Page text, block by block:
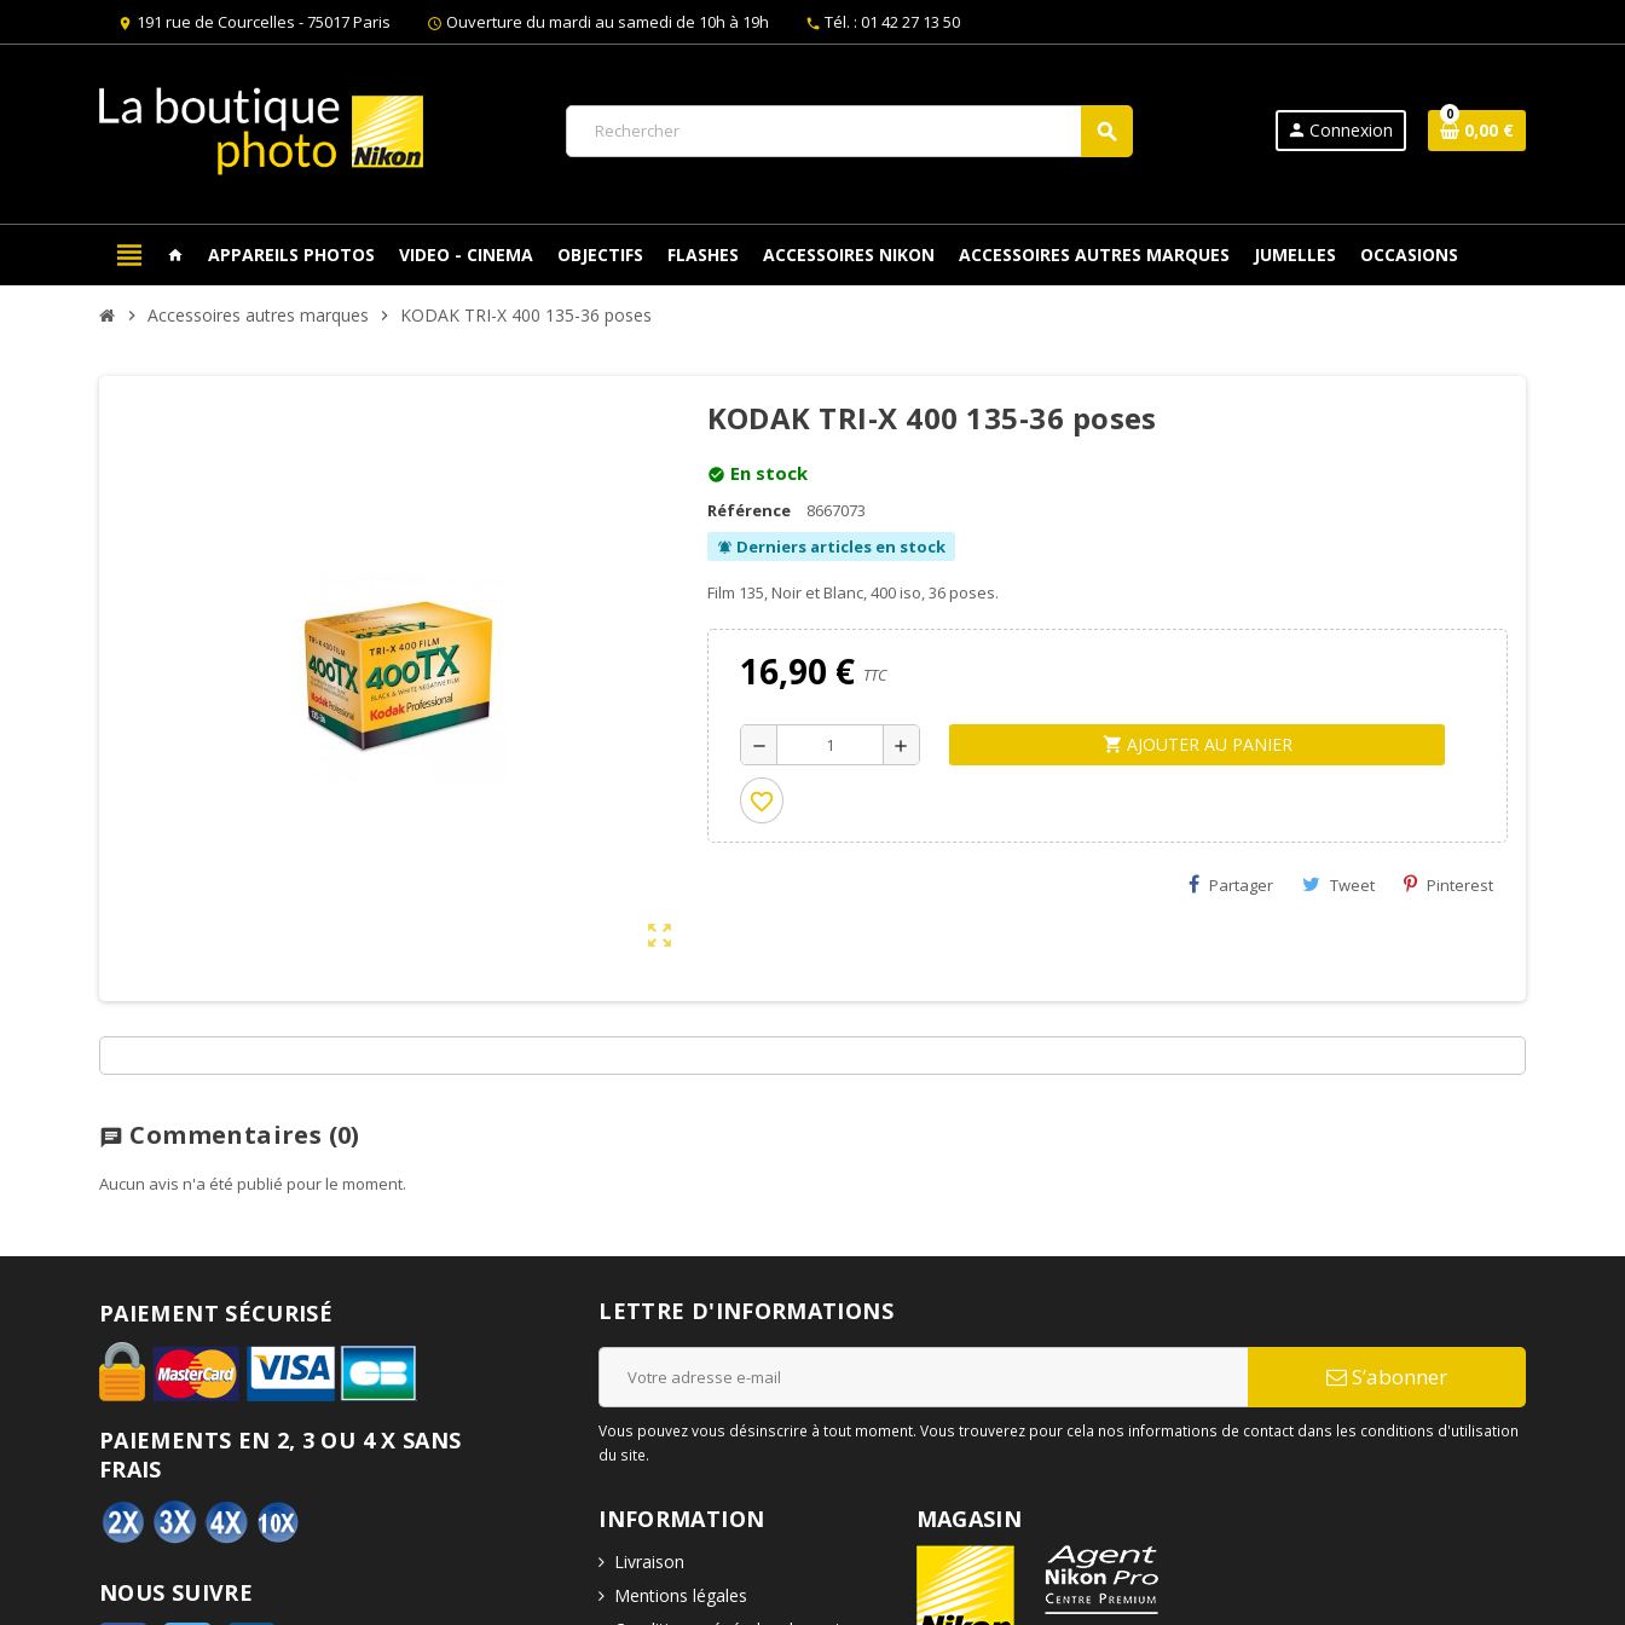
location_on 191 rue de Courcelles - 75017 Paris schedule Ouverture du mardi au samedi de 10h à 19h phone Tél. : 01 42 27 13 50
search person Connexion
0
0,00 €
view_headline home APPAREILS PHOTOS VIDEO - CINEMA OBJECTIFS FLASHES ACCESSOIRES NIKON ACCESSOIRES AUTRES MARQUES JUMELLES OCCASIONS
chevron_right Accessoires autres marques chevron_right KODAK TRI-X 400 135-36 poses
zoom_out_map
KODAK TRI-X 400 135-36 poses
check_circle En stock
Référence 8667073
notifications_active Derniers articles en stock
Film 135, Noir et Blanc, 400 iso, 36 poses.
16,90 € TTC
remove add shopping_cart AJOUTER AU PANIER
favorite_border
Partager Tweet Pinterest
chat Commentaires (0)
Aucun avis n'a été publié pour le moment.
PAIEMENT SÉCURISÉ
PAIEMENTS EN 2, 3 OU 4 X SANS
FRAIS
NOUS SUIVRE
LETTRE D'INFORMATIONS
S’abonner
Vous pouvez vous désinscrire à tout moment. Vous trouverez pour cela nos informations de contact dans les conditions d'utilisation
du site.
INFORMATION
Livraison
Mentions légales
MAGASIN